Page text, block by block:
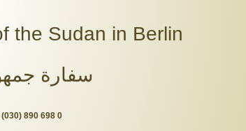
890 698 0
the Sudan in Berlin
سفارة